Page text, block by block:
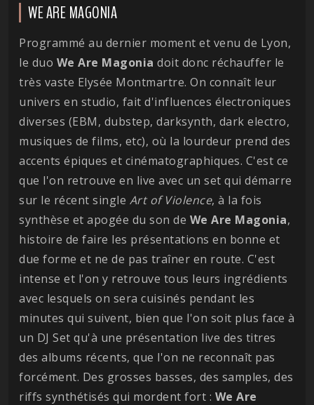
WE ARE MAGONIA
Programmé au dernier moment et venu de Lyon,
le duo We Are Magonia doit donc réchauffer le
très vaste Elysée Montmartre. On connaît leur
univers en studio, fait d'influences électroniques
diverses (EBM, dubstep, darksynth, dark electro,
musiques de films, etc), où la lourdeur prend des
accents épiques et cinématographiques. C'est ce
que l'on retrouve en live avec un set qui démarre
sur le récent single Art of Violence, à la fois
synthèse et apogée du son de We Are Magonia,
histoire de faire les présentations en bonne et
due forme et ne de pas traîner en route. C'est
intense et l'on y retrouve tous leurs ingrédients
avec lesquels on sera cuisinés pendant les
minutes qui suivent, bien que l'on soit plus face à
un DJ Set qu'à une présentation live des titres
des albums récents, que l'on ne reconnaît pas
forcément. Des grosses basses, des samples, des
riffs synthétisés qui mordent fort : We Are